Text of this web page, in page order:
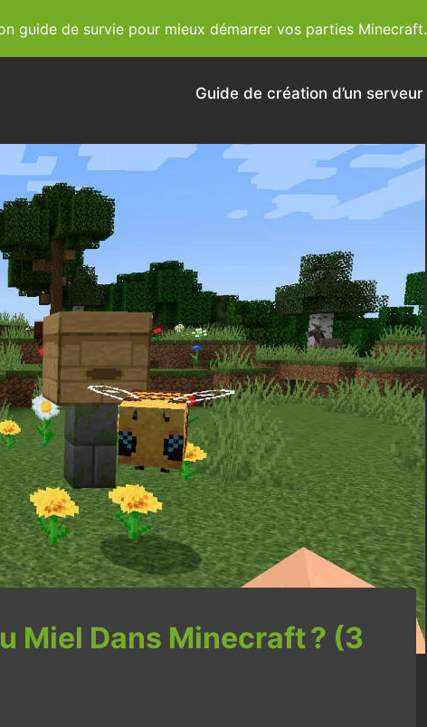
Guide de création d’un serveur
Miel Dans Minecraft ? (3
guide de survie pour mieux démarrer vos parties Minecraft.